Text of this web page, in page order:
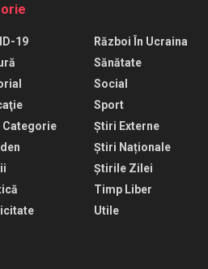
19
Categorie
Război În Ucraina
Sănătate
Social
Sport
Știri Externe
Știri Naționale
Știrile Zilei
Timp Liber
Utile